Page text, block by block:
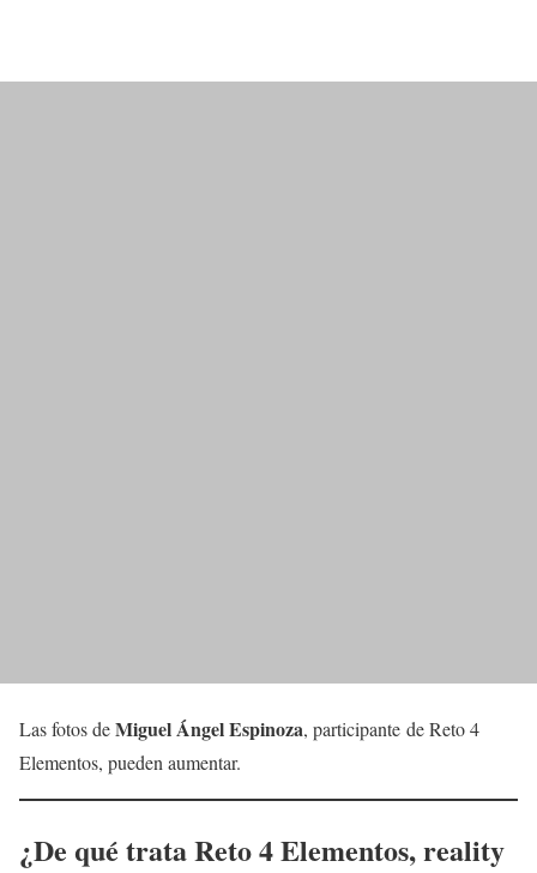
Las fotos deMiguel Ángel Espinoza, participante de Reto 4
Elementos, pueden aumentar.
¿De qué trataReto 4 Elementos, reality